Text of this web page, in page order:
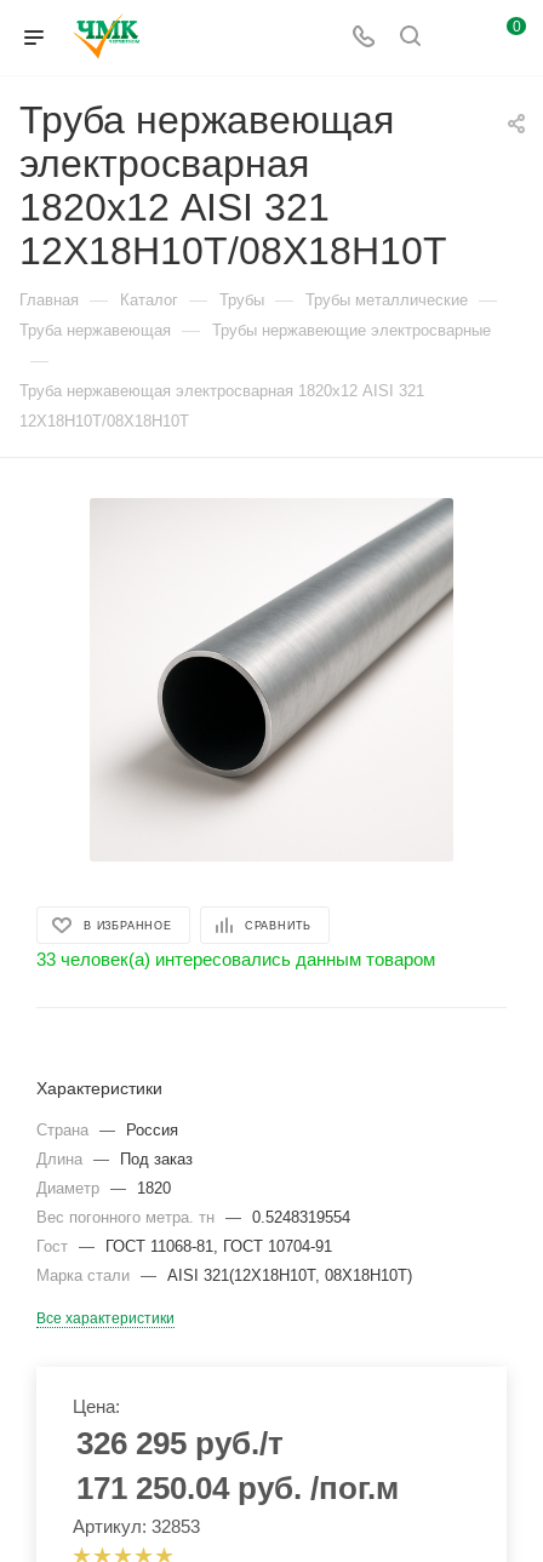
0
Труба нержавеющая
электросварная
1820х12 AISI 321
12Х18Н10Т/08Х18Н10Т
Главная — Каталог — Трубы — Трубы металлические —
Труба нержавеющая — Трубы нержавеющие электросварные
—
Труба нержавеющая электросварная 1820х12 AISI 321
12Х18Н10Т/08Х18Н10Т
В ИЗБРАННОЕ СРАВНИТЬ
33 человек(а) интересовались данным товаром
Характеристики
Страна —
Россия
Длина —
Под заказ
Диаметр —
1820
Вес погонного метра. тн — 0.5248319554
Гост —
ГОСТ 11068-81, ГОСТ 10704-91
Марка стали — AISI 321(12Х18Н10Т, 08Х18Н10Т)
Все характеристики
Цена:
326 295 руб./т
171 250.04 руб. /пог.м
Артикул: 32853